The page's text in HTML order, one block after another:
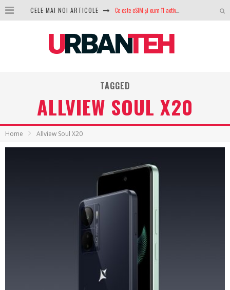
CELE MAI NOI ARTICOLE Ce este eSIM și cum îl activezi pe telefon? Ghid complet pentru Android și iPhone
Analiza producției fotovoltaice în România – cât produce un sistem solar pe timp de iarnă?
TAGGED
ALLVIEW SOUL X20
Home Allview Soul X20